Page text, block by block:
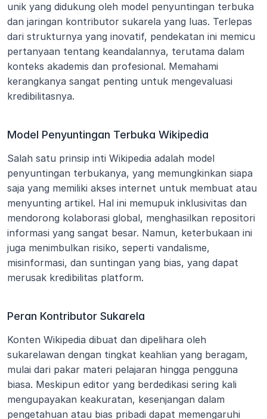
unik yang didukung oleh model penyuntingan terbuka
dan jaringan kontributor sukarela yang luas. Terlepas
dari strukturnya yang inovatif, pendekatan ini memicu
pertanyaan tentang keandalannya, terutama dalam
konteks akademis dan profesional. Memahami
kerangkanya sangat penting untuk mengevaluasi
kredibilitasnya.
Model Penyuntingan Terbuka Wikipedia
Salah satu prinsip inti Wikipedia adalah model
penyuntingan terbukanya, yang memungkinkan siapa
saja yang memiliki akses internet untuk membuat atau
menyunting artikel. Hal ini memupuk inklusivitas dan
mendorong kolaborasi global, menghasilkan repositori
informasi yang sangat besar. Namun, keterbukaan ini
juga menimbulkan risiko, seperti vandalisme,
misinformasi, dan suntingan yang bias, yang dapat
merusak kredibilitas platform.
Peran Kontributor Sukarela
Konten Wikipedia dibuat dan dipelihara oleh
sukarelawan dengan tingkat keahlian yang beragam,
mulai dari pakar materi pelajaran hingga pengguna
biasa. Meskipun editor yang berdedikasi sering kali
mengupayakan keakuratan, kesenjangan dalam
pengetahuan atau bias pribadi dapat memengaruhi